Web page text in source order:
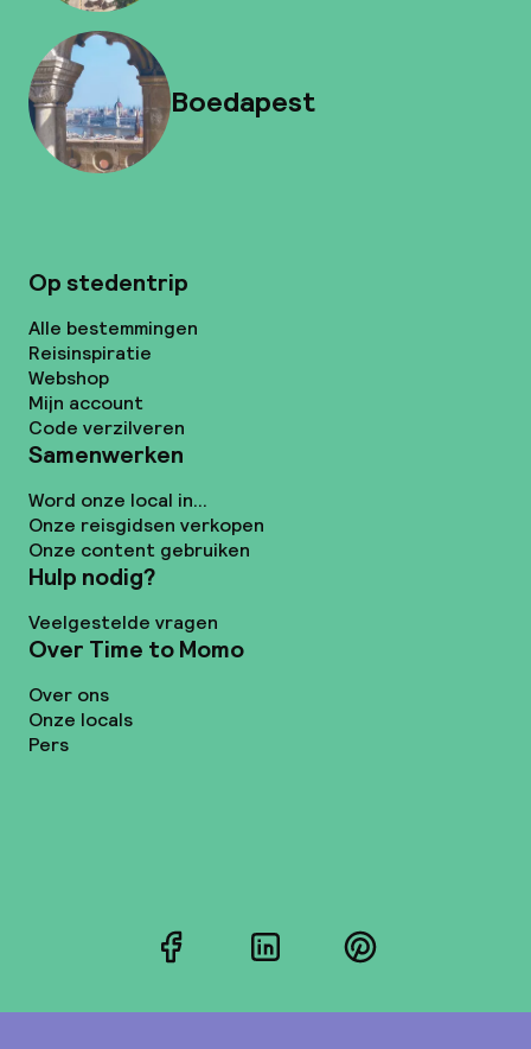
Boedapest
Op stedentrip
Alle bestemmingen
Reisinspiratie
Webshop
Mijn account
Code verzilveren
Samenwerken
Word onze local in...
Onze reisgidsen verkopen
Onze content gebruiken
Hulp nodig?
Veelgestelde vragen
Over Time to Momo
Over ons
Onze locals
Pers
FacebookLinkedInPinterest